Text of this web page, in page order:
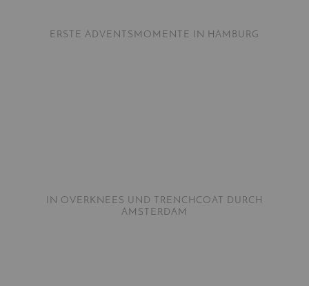
ERSTE ADVENTSMOMENTE IN HAMBURG
IN OVERKNEES UND TRENCHCOAT DURCH
AMSTERDAM